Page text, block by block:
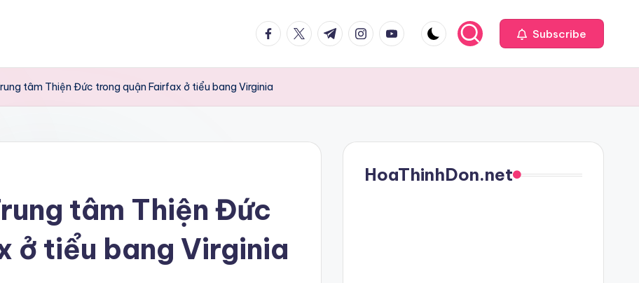
facebook.com
twitter.com
t.me instagram.com
youtube.com Subscribe
tâm Thiện Đức trong quận Fairfax ở tiểu bang Virginia
tâm Thiện Đức
ở tiểu bang Virginia
HoaThinhDon.net